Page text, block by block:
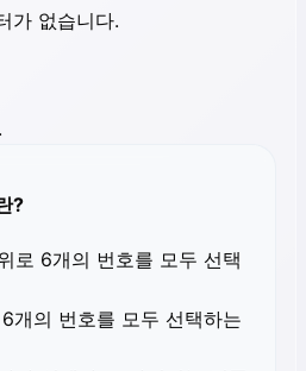
가 없습니다.
?
로 6개의 번호를 모두 선택
개의 번호를 모두 선택하는